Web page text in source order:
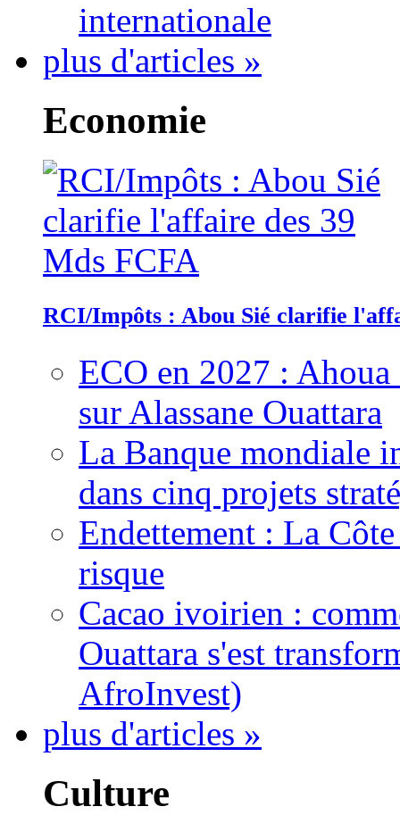
internationale
plus d'articles »
Economie
RCI/Impôts : Abou Sié clarifie
ECO en 2027 :
sur Alassane Ouattara
La Banque mondiale
dans cinq projets
Endettement : La
risque
Cacao ivoirien :
Ouattara s'est
AfroInvest)
plus d'articles »
Culture